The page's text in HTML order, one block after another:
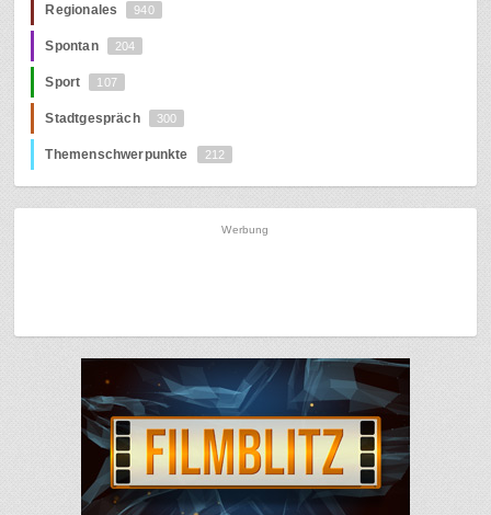
Regionales 940
Spontan 204
Sport 107
Stadtgespräch 300
Themenschwerpunkte 212
Werbung